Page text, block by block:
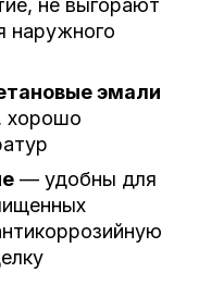
не выгорают
наружного
эмали
хорошо
— удобны для